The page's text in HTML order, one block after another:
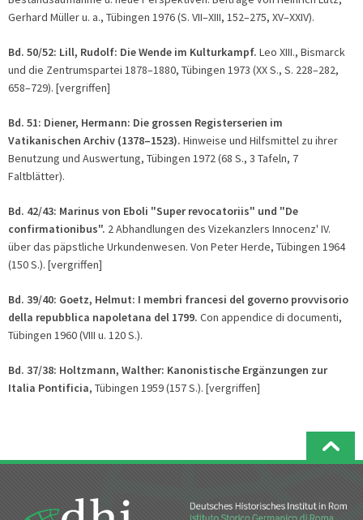
Gerhard Müller u. a., Tübingen 1976 (S. VII–XIII, 152–275, XV–XXIV).
Bd. 50/52: Lill, Rudolf: Die Wende im Kulturkampf. Leo XIII., Bismarck
und die Zentrumspartei 1878–1880, Tübingen 1973 (XX S., S. 228–282,
658–729). [vergriffen]
Bd. 51: Diener, Hermann: Die grossen Registerserien im
Vatikanischen Archiv (1378–1523). Hinweise und Hilfsmittel zu ihrer
Benutzung und Auswertung, Tübingen 1972 (68 S., 3 Tafeln, 7
Faltblätter).
Bd. 42/43: Marinus von Eboli "Super revocatoriis" und "De
confirmationibus". 2 Abhandlungen des Vizekanzlers Innocenz' IV.
über das päpstliche Urkundenwesen. Von Peter Herde, Tübingen 1964
(150 S.). [vergriffen]
Bd. 39/40: Goetz, Helmut: I membri francesi del governo provvisorio
della repubblica napoletana del 1799. Con appendice di documenti,
Tübingen 1960 (VIII u. 120 S.).
Bd. 37/38: Holtzmann, Walther: Kanonistische Ergänzungen zur
Italia Pontificia, Tübingen 1959 (157 S.). [vergriffen]